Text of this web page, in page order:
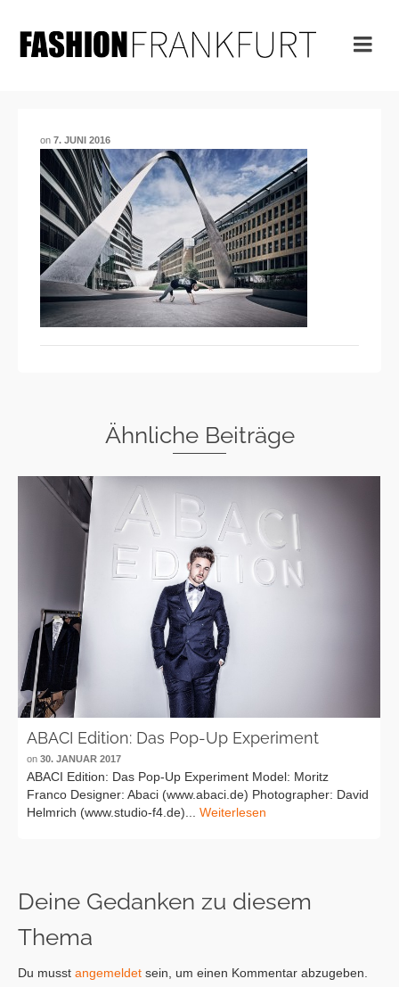
on 7. JUNI 2016
Ähnliche Beiträge
ABACI Edition: Das Pop-Up Experiment
on 30. JANUAR 2017
ABACI Edition: Das Pop-Up Experiment Model: Moritz
Franco Designer: Abaci (www.abaci.de) Photographer: David
Helmrich (www.studio-f4.de)... Weiterlesen
Deine Gedanken zu diesem
Thema
Du musst angemeldet sein, um einen Kommentar abzugeben.